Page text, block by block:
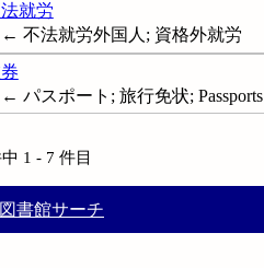
就労
← 不法就労外国人; 資格外就労
← パスポート; 旅行免状; Passports
中 1 - 7 件目
書館サーチ